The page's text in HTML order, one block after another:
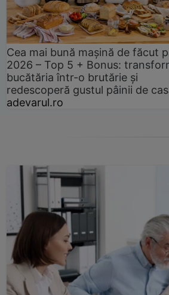
Cea mai bună mașină de făcut
2026 – Top 5 + Bonus:
bucătăria într-o brutărie și
redescoperă gustul pâinii de
adevarul.ro